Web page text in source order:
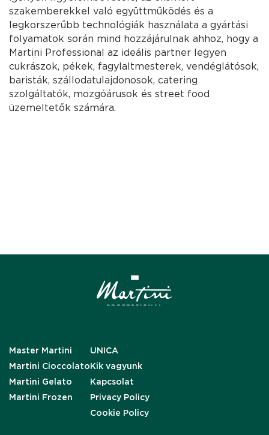
szakemberekkel való együttműködés és a
legkorszerűbb technológiák használata a gyártási
folyamatok során mind hozzájárulnak ahhoz, hogy a
Martini Professional az ideális partner legyen
cukrászok, pékek, fagylaltmesterek, vendéglátósok,
baristák, szállodatulajdonosok, catering
szolgáltatók, mozgóárusok és street food
üzemeltetők számára.
Master Martini
Martini Cioccolato
Martini Gelato
Martini Frozen
UNICA
Kik vagyunk
Kapcsolat
Privacy Policy
Cookie Policy